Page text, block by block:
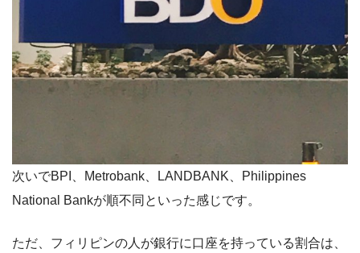
次いでBPI、Metrobank、LANDBANK、Philippines
National Bankが順不同といった感じです。
ただ、フィリピンの人が銀行に口座を持っている割合は、